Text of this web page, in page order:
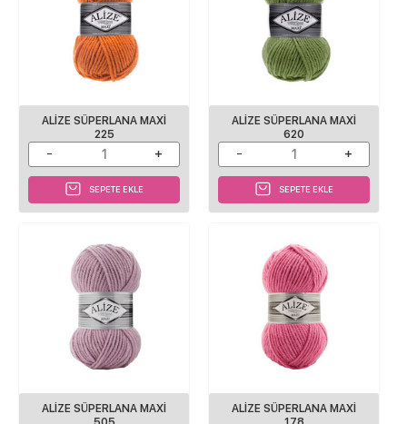
ALIZE SÜPERLANA MAXI
225
SEPETE EKLE
ALIZE SÜPERLANA MAXI
620
SEPETE EKLE
ALIZE SÜPERLANA MAXI
ALIZE SÜPERLANA MAXI